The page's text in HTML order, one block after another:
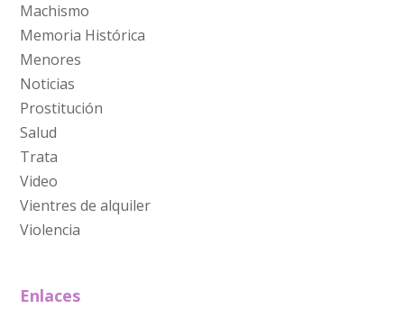
Machismo
Memoria Histórica
Menores
Noticias
Prostitución
Salud
Trata
Video
Vientres de alquiler
Violencia
Enlaces